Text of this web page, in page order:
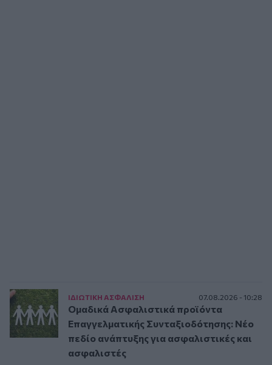
ΙΔΙΩΤΙΚΗ ΑΣΦAΛΙΣΗ 07.08.2026 - 10:28
Ομαδικά Ασφαλιστικά προϊόντα
Επαγγελματικής Συνταξιοδότησης: Νέο
πεδίο ανάπτυξης για ασφαλιστικές και
ασφαλιστές